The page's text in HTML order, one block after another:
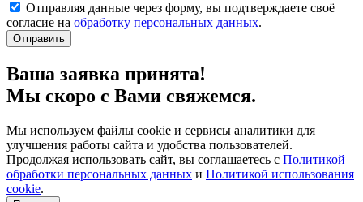
Отправляя данные через форму, вы подтверждаете своё
согласие на обработку персональных данных.
Отправить
Ваша заявка принята!
Мы скоро с Вами свяжемся.
Мы используем файлы cookie и сервисы аналитики для
улучшения работы сайта и удобства пользователей.
Продолжая использовать сайт, вы соглашаетесь с Политикой
обработки персональных данных и Политикой использования
cookie.